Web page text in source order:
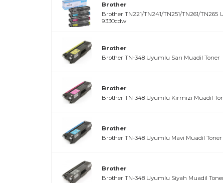
Brother
Brother TN221/TN241/TN251/TN261/
9330cdw
Brother
Brother TN-348 Uyumlu Sarı Muadil Toner
Brother
Brother TN-348 Uyumlu Kırmızı Muadil
Brother
Brother TN-348 Uyumlu Mavi Muadil Toner
Brother
Brother TN-348 Uyumlu Siyah Muadil